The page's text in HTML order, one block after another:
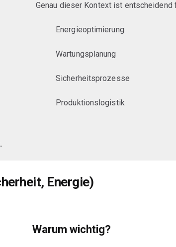
Genau dieser Kontext ist entscheidend
Energieoptimierung
Wartungsplanung
Sicherheitsprozesse
Produktionslogistik
Energie)
Warum wichtig?